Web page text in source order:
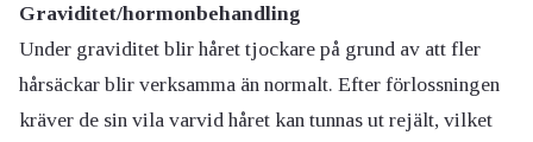
Graviditet/hormonbehandling
Under graviditet blir håret tjockare på grund av att fler
hårsäckar blir verksamma än normalt. Efter förlossningen
kräver de sin vila varvid håret kan tunnas ut rejält, vilket